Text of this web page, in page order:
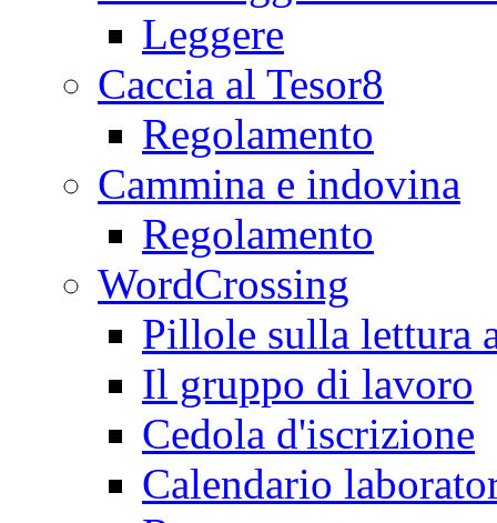
Leggere
Caccia al Tesor8
Regolamento
Cammina e indovina
Regolamento
WordCrossing
Pillole sulla lettura
Il gruppo di lavoro
Cedola d'iscrizione
Calendario